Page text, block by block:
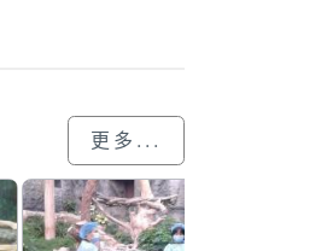
更多...